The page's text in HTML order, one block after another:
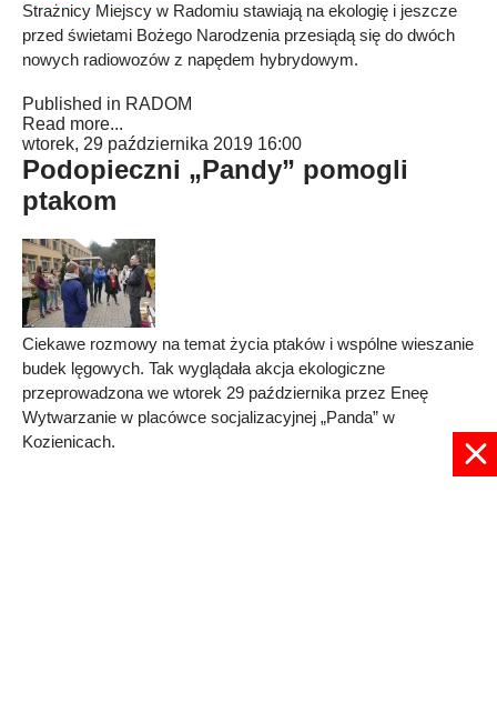
Strażnicy Miejscy w Radomiu stawiają na ekologię i jeszcze
przed świetami Bożego Narodzenia przesiądą się do dwóch
nowych radiowozów z napędem hybrydowym.
Published in RADOM
Read more...
wtorek, 29 października 2019 16:00
Podopieczni „Pandy” pomogli
ptakom
Ciekawe rozmowy na temat życia ptaków i wspólne wieszanie
budek lęgowych. Tak wyglądała akcja ekologiczne
przeprowadzona we wtorek 29 października przez Eneę
Wytwarzanie w placówce socjalizacyjnej „Panda” w
Kozienicach.